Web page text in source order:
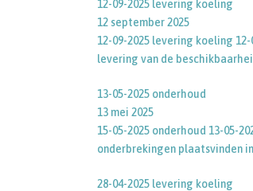
12-09-2025 levering koeling
12 september 2025
12-09-2025 levering koeling
levering van de
13-05-2025 onderhoud
13 mei 2025
15-05-2025 onderhoud 13-05-
onderbrekingen plaatsvinden
28-04-2025 levering koeling